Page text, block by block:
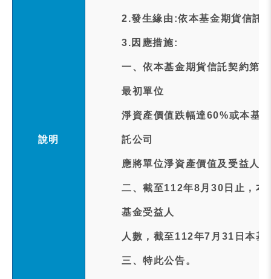
說明
2.發生緣由:依本基金期貨信託
3.因應措施:
一、依本基金期貨信託契約第
最初單位
淨資產價值跌幅達60%或本基
託公司
應將單位淨資產價值及受益人
二、截至112年8月30日止，本
基金受益人
人數，截至112年7月31日本
三、特此公告。